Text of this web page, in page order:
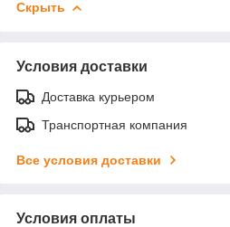
Скрыть
Условия доставки
Доставка курьером
Транспортная компания
Все условия доставки
Условия оплаты